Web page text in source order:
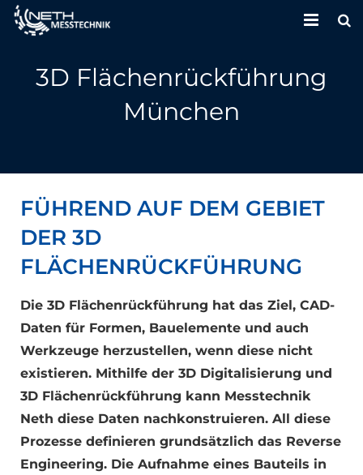
KONTAKT
3D Flächenrückführung
München
FÜHREND AUF DEM GEBIET
DER 3D
FLÄCHENRÜCKFÜHRUNG
Die 3D Flächenrückführung hat das Ziel, CAD-
Daten für Formen, Bauelemente und auch
Werkzeuge herzustellen, wenn diese nicht
existieren. Mithilfe der 3D Digitalisierung und
3D Flächenrückführung kann Messtechnik
Neth diese Daten nachkonstruieren. All diese
Prozesse definieren grundsätzlich das Reverse
Engineering. Die Aufnahme eines Bauteils in